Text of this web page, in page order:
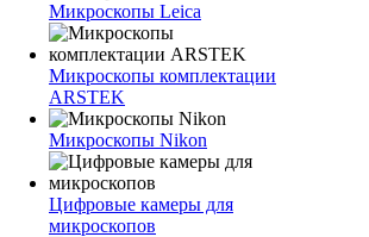
Микроскопы Leica
Микроскопы комплектации
ARSTEK
Микроскопы Nikon
Цифровые камеры для
микроскопов